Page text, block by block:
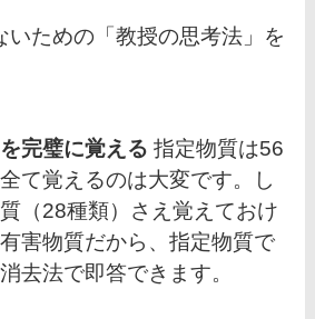
いための「教授の思考法」を
完璧に覚える 指定物質は56
て覚えるのは大変です。し
（28種類）さえ覚えておけ
害物質だから、指定物質で
去法で即答できます。